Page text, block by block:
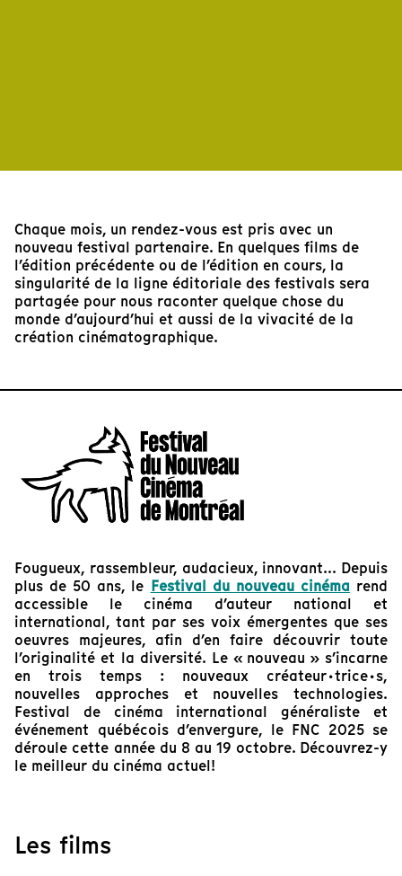
Chaque mois, un rendez-vous est pris avec un
nouveau festival partenaire. En quelques films de
l’édition précédente ou de l’édition en cours, la
singularité de la ligne éditoriale des festivals sera
partagée pour nous raconter quelque chose du
monde d’aujourd’hui et aussi de la vivacité de la
création cinématographique.
Fougueux, rassembleur, audacieux, innovant... Depuis
plus de 50 ans, le Festival du nouveau cinéma rend
accessible le cinéma d’auteur national et
international, tant par ses voix émergentes que ses
oeuvres majeures, afin d’en faire découvrir toute
l’originalité et la diversité. Le « nouveau » s’incarne
en trois temps : nouveaux créateur·trice·s,
nouvelles approches et nouvelles technologies.
Festival de cinéma international généraliste et
événement québécois d’envergure, le FNC 2025 se
déroule cette année du 8 au 19 octobre. Découvrez-y
le meilleur du cinéma actuel!
Les films